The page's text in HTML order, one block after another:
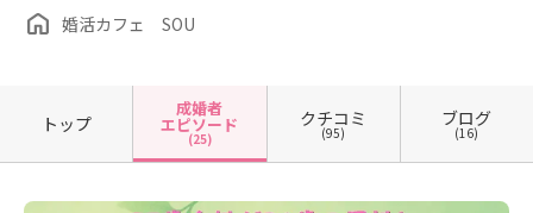
婚活カフェ SOU
トップ
成婚者
エピソード
(25)
クチコミ
(95)
ブログ
(16)